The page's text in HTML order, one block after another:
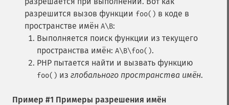
разрешится вызов функции foo() в коде в
пространстве имён A\B:
Выполняется поиск функции из текущего
пространства имён: A\B\foo().
PHP пытается найти и вызвать функцию
foo() из глобального пространства имён.
Пример #1 Примеры разрешения имён